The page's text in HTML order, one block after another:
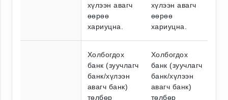
хүлээн авагч
өөрөө
хариуцна.
хүлээн авагч
өөрөө
хариуцна.
Холбогдох
банк (зуучлагч
банк/хүлээн
авагч банк)
төлбөр
Холбогдох
банк (зуучлагч
банк/хүлээн
авагч банк)
төлбөр